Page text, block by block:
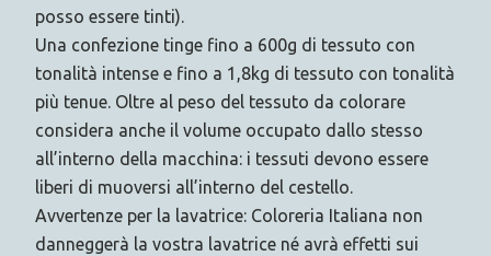
posso essere tinti).
Una confezione tinge fino a 600g di tessuto con
tonalità intense e fino a 1,8kg di tessuto con tonalità
più tenue. Oltre al peso del tessuto da colorare
considera anche il volume occupato dallo stesso
all’interno della macchina: i tessuti devono essere
liberi di muoversi all’interno del cestello.
Avvertenze per la lavatrice: Coloreria Italiana non
danneggerà la vostra lavatrice né avrà effetti sui